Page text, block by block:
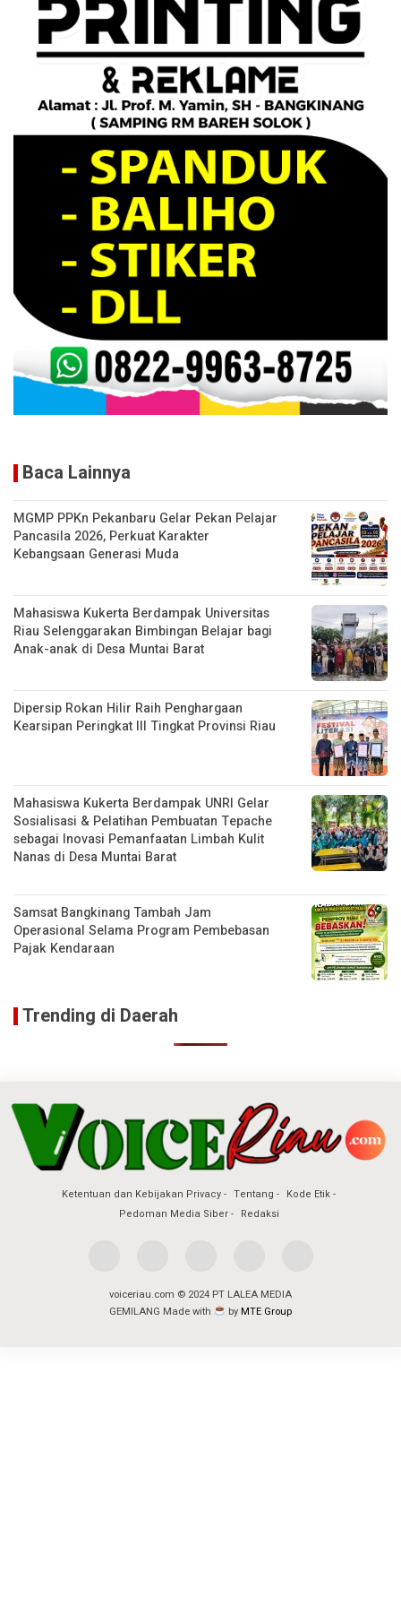
Baca Lainnya
MGMP PPKn Pekanbaru Gelar Pekan Pelajar
Pancasila 2026, Perkuat Karakter
Kebangsaan Generasi Muda
Mahasiswa Kukerta Berdampak Universitas
Riau Selenggarakan Bimbingan Belajar bagi
Anak-anak di Desa Muntai Barat
Dipersip Rokan Hilir Raih Penghargaan
Kearsipan Peringkat III Tingkat Provinsi Riau
Mahasiswa Kukerta Berdampak UNRI Gelar
Sosialisasi & Pelatihan Pembuatan Tepache
sebagai Inovasi Pemanfaatan Limbah Kulit
Nanas di Desa Muntai Barat
Samsat Bangkinang Tambah Jam
Operasional Selama Program Pembebasan
Pajak Kendaraan
Trending di Daerah
Ketentuan dan Kebijakan Privacy Tentang
Kode Etik
Pedoman Media Siber
Redaksi
voiceriau.com © 2024 PT LALEA MEDIA
GEMILANG Made with
by MTE Group